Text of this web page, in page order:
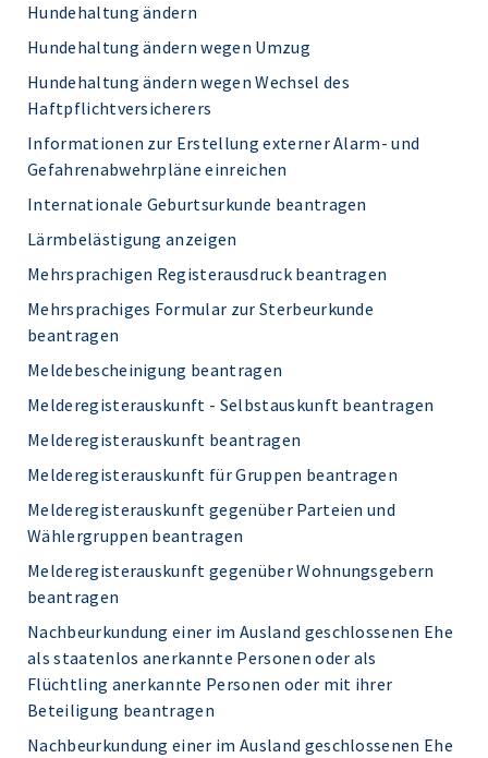
Hundehaltung ändern
Hundehaltung ändern wegen Umzug
Hundehaltung ändern wegen Wechsel des
Haftpflichtversicherers
Informationen zur Erstellung externer Alarm- und
Gefahrenabwehrpläne einreichen
Internationale Geburtsurkunde beantragen
Lärmbelästigung anzeigen
Mehrsprachigen Registerausdruck beantragen
Mehrsprachiges Formular zur Sterbeurkunde
beantragen
Meldebescheinigung beantragen
Melderegisterauskunft - Selbstauskunft beantragen
Melderegisterauskunft beantragen
Melderegisterauskunft für Gruppen beantragen
Melderegisterauskunft gegenüber Parteien und
Wählergruppen beantragen
Melderegisterauskunft gegenüber Wohnungsgebern
beantragen
Nachbeurkundung einer im Ausland geschlossenen Ehe
als staatenlos anerkannte Personen oder als
Flüchtling anerkannte Personen oder mit ihrer
Beteiligung beantragen
Nachbeurkundung einer im Ausland geschlossenen Ehe